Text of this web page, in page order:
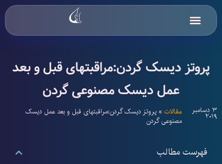
پروتز دیسک گردن:مراقبتهای قبل و بعد
عمل دیسک مصنوعی گردن
3 دسامبر
2019 مقالات »پروتز دیسک گردن:مراقبتهای قبل و بعد عمل دیسک
مصنوعی گردن
فهرست مطالب